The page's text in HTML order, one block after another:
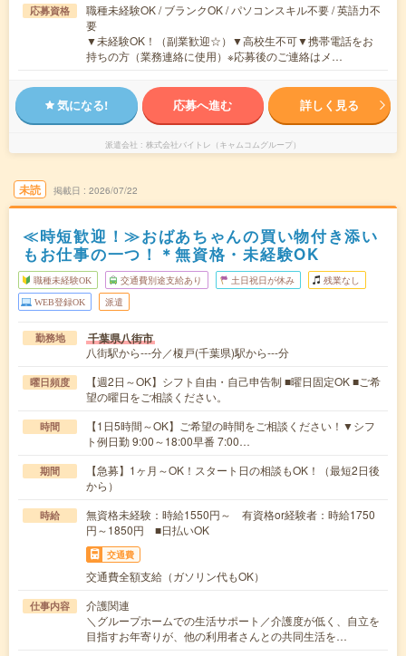
応募資格
職種未経験OK / ブランクOK / パソコンスキル不要 / 英語力不
要
▼未経験OK！（副業歓迎☆）▼高校生不可▼携帯電話をお
持ちの方（業務連絡に使用）※応募後のご連絡はメ…
気になる! 応募へ進む 詳しく見る
派遣会社 株式会社バイトレ（キャムコムグループ）
未読 掲載日 2026/07/22
≪時短歓迎！≫おばあちゃんの買い物付き添い
もお仕事の一つ！＊無資格・未経験OK
職種未経験OK 交通費別途支給あり 土日祝日が休み 残業なし
WEB登録OK 派遣
勤務地 千葉県八街市
八街駅から---分／榎戸(千葉県)駅から---分
曜日頻度
【週2日～OK】シフト自由・自己申告制 ■曜日固定OK ■ご希
望の曜日をご相談ください。
時間
【1日5時間～OK】ご希望の時間をご相談ください！▼シフ
ト例日勤 9:00～18:00早番 7:00…
期間
【急募】1ヶ月～OK！スタート日の相談もOK！（最短2日後
から）
時給
無資格未経験：時給1550円～ 有資格or経験者：時給1750
円～1850円 ■日払いOK
交通費
交通費全額支給（ガソリン代もOK）
仕事内容
介護関連
＼グループホームでの生活サポート／介護度が低く、自立を
目指すお年寄りが、他の利用者さんとの共同生活を…